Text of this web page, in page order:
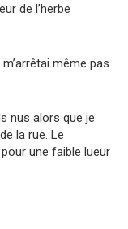
de l’herbe
même pas
nus alors que je
la rue. Le
une faible lueur